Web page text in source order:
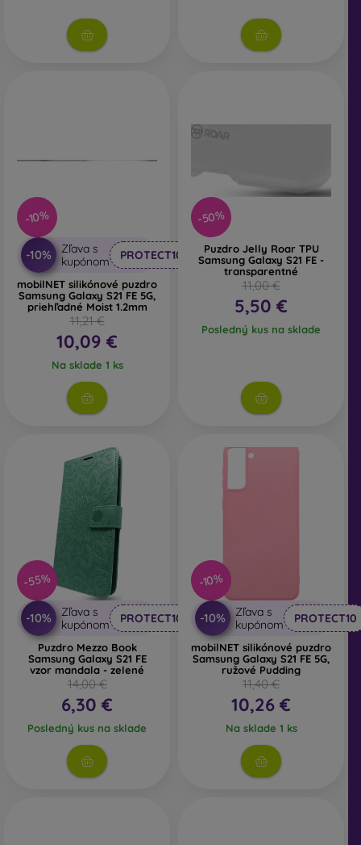
krytov na mobil vyrobených z rôznych materiálov. Stačí si
vybrať len ten svoj.
-10%
-10%
Zľava s
kupónom
PROTECT10
mobilNET silikónové puzdro
Samsung Galaxy S21 FE 5G,
priehľadné Moist 1.2mm
11,21 €
10,09 €
Na sklade 1 ks
-50%
Puzdro Jelly Roar TPU
Samsung Galaxy S21 FE -
transparentné
11,00 €
5,50 €
Posledný kus na sklade
-55%
-10%
Zľava s
kupónom
PROTECT10
Puzdro Mezzo Book
Samsung Galaxy S21 FE
vzor mandala - zelené
14,00 €
6,30 €
Posledný kus na sklade
-10%
-10%
Zľava s
kupónom
PROTECT10
mobilNET silikónové puzdro
Samsung Galaxy S21 FE 5G,
ružové Pudding
11,40 €
10,26 €
Na sklade 1 ks